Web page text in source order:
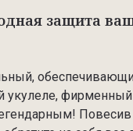
защита
укулеле,